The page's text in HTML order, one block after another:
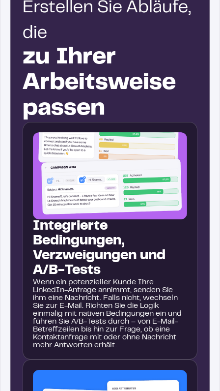
Erstellen Sie Abläufe,
die
zu Ihrer
Arbeitsweise
passen
Integrierte
Bedingungen,
Verzweigungen und
A/B-Tests
Wenn ein potenzieller Kunde Ihre
LinkedIn-Anfrage annimmt, senden Sie
ihm eine Nachricht. Falls nicht, wechseln
Sie zur E-Mail. Richten Sie die Logik
einmalig mit nativen Bedingungen ein und
führen Sie A/B-Tests durch – von E-Mail-
Betreffzeilen bis hin zur Frage, ob eine
Kontaktanfrage mit oder ohne Nachricht
mehr Antworten erhält.